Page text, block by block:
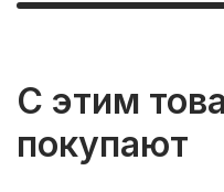
С этим
покупают